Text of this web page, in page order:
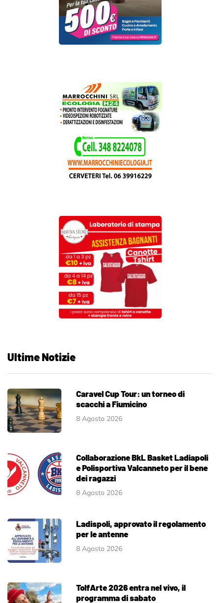
Ultime Notizie
Caravel Cup Tour: un torneo di
scacchi a Fiumicino
8 Agosto 2026
Collaborazione BkL Basket Ladiapoli
e Polisportiva Valcanneto per il bene
dei ragazzi
8 Agosto 2026
Ladispoli, approvato il regolamento
per le antenne
8 Agosto 2026
TolfArte 2026 entra nel vivo, il
programma di sabato